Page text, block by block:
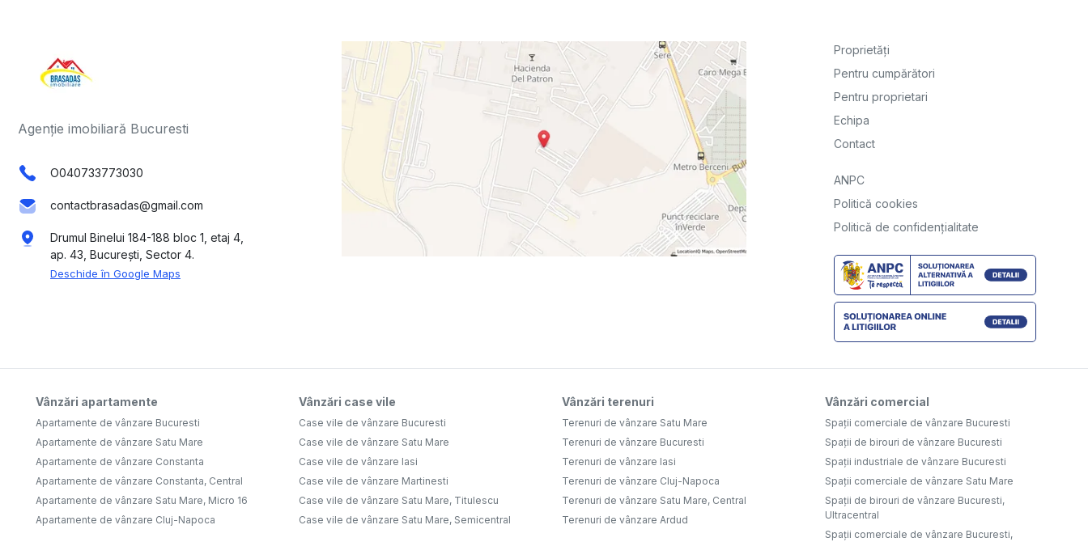
Agenție imobiliară Bucuresti
O040733773030
contactbrasadas@gmail.com
Drumul Binelui 184-188 bloc 1, etaj 4,
ap. 43, București, Sector 4.
Deschide în Google Maps
Proprietăți
Pentru cumpărători
Pentru proprietari
Echipa
Contact
ANPC
Politică cookies
Politică de confidențialitate
Vânzări apartamente
Apartamente de vânzare Bucuresti
Apartamente de vânzare Satu Mare
Apartamente de vânzare Constanta
Apartamente de vânzare Constanta, Central
Apartamente de vânzare Satu Mare, Micro 16
Apartamente de vânzare Cluj-Napoca
Vânzări case vile
Case vile de vânzare Bucuresti
Case vile de vânzare Satu Mare
Case vile de vânzare Iasi
Case vile de vânzare Martinesti
Case vile de vânzare Satu Mare, Titulescu
Case vile de vânzare Satu Mare, Semicentral
Vânzări terenuri
Terenuri de vânzare Satu Mare
Terenuri de vânzare Bucuresti
Terenuri de vânzare Iasi
Terenuri de vânzare Cluj-Napoca
Terenuri de vânzare Satu Mare, Central
Terenuri de vânzare Ardud
Vânzări comercial
Spații comerciale de vânzare Bucuresti
Spații de birouri de vânzare Bucuresti
Spații industriale de vânzare Bucuresti
Spații comerciale de vânzare Satu Mare
Spații de birouri de vânzare Bucuresti,
Ultracentral
Spații comerciale de vânzare Bucuresti,